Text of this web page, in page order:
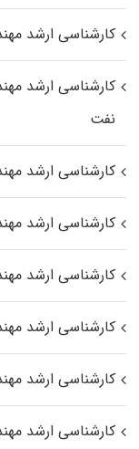
کارشناسی ارشد
کارشناسی ارشد
نفت
کارشناسی ارشد
کارشناسی ارشد
کارشناسی ارشد
کارشناسی ارشد
کارشناسی ارشد
کارشناسی ارشد